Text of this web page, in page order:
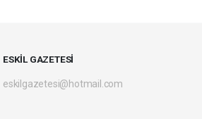
ESKİL GAZETESİ
eskilgazetesi@hotmail.com